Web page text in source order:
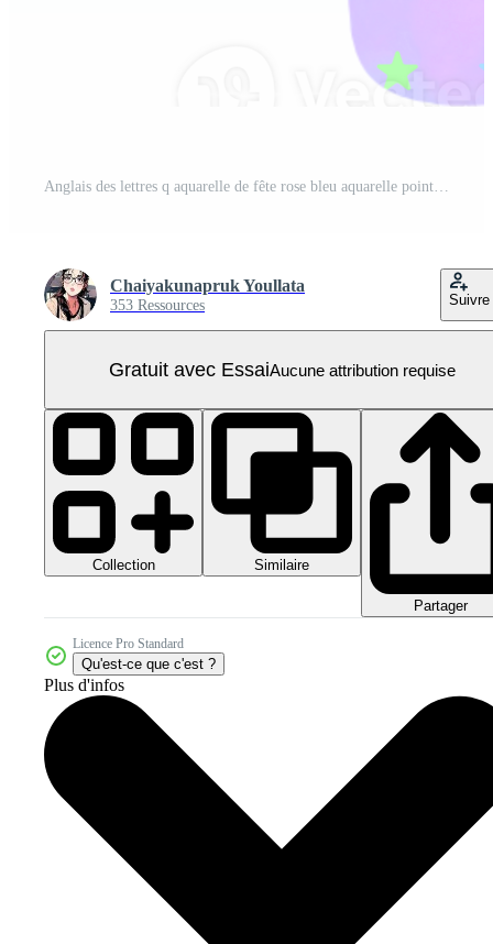
Anglais des lettres q aquarelle de fête rose bleu aquarelle points créer une unicon rêver atmosphère PNG Pro
Chaiyakunapruk Youllata
353 Ressources Suivre
Gratuit avec EssaiAucune attribution requise
Collection Similaire
Partager
Licence Pro Standard
Qu'est-ce que c'est ?
Plus d'infos